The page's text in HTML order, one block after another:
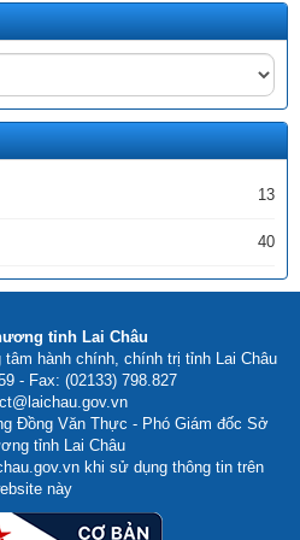
hiện Quyết định số 1355/QĐ-
Công Thương phê duyệt Đề án
thành ngành kinh tế - kỹ thuật
13
40
tỉnh Lai Châu
hành chính, chính trị tỉnh Lai Châu
- Fax: (02133) 798.827
Đồng Văn Thực - Phó Giám đốc Sở
tỉnh Lai Châu
khi sử dụng thông tin trên
này